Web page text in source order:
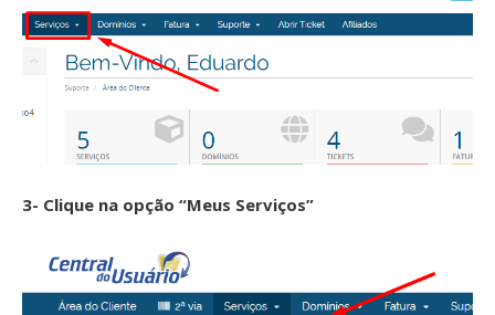
3- Clique na opção “Meus Serviços”